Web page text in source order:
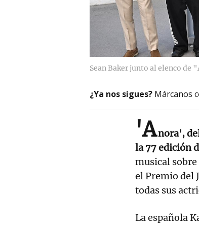
Sean Baker junto al elenco de
¿Ya nos sigues? Márcanos
'Anora',
la 77 edición
musical sobre
el Premio del
todas sus
La española